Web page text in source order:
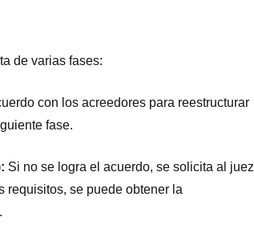
de varias fases:
con los acreedores para reestructurar
fase.
Si no se logra el acuerdo, se solicita al juez
requisitos, se puede obtener la